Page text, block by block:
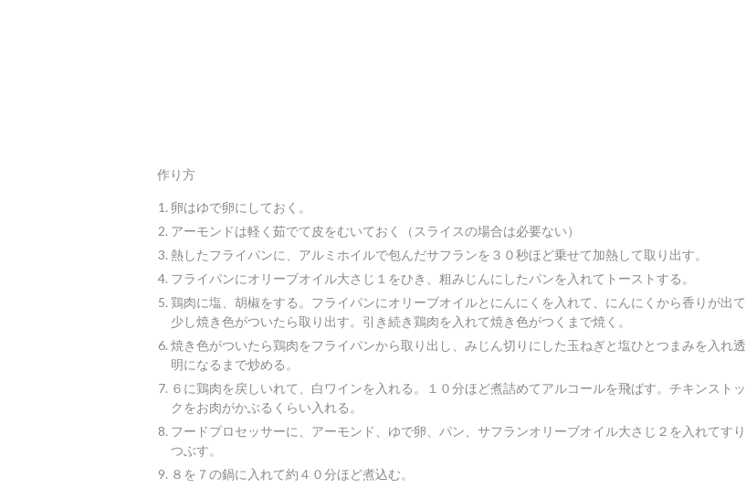
作り方
卵はゆで卵にしておく。
アーモンドは軽く茹でて皮をむいておく（スライスの場合は必要ない）
熱したフライパンに、アルミホイルで包んだサフランを３０秒ほど乗せて加熱して取り出す。
フライパンにオリーブオイル大さじ１をひき、粗みじんにしたパンを入れてトーストする。
鶏肉に塩、胡椒をする。フライパンにオリーブオイルとにんにくを入れて、にんにくから香りが出て
少し焼き色がついたら取り出す。引き続き鶏肉を入れて焼き色がつくまで焼く。
焼き色がついたら鶏肉をフライパンから取り出し、みじん切りにした玉ねぎと塩ひとつまみを入れ透
明になるまで炒める。
６に鶏肉を戻しいれて、白ワインを入れる。１０分ほど煮詰めてアルコールを飛ばす。チキンストッ
クをお肉がかぶるくらい入れる。
フードプロセッサーに、アーモンド、ゆで卵、パン、サフランオリーブオイル大さじ２を入れてすり
つぶす。
８を７の鍋に入れて約４０分ほど煮込む。